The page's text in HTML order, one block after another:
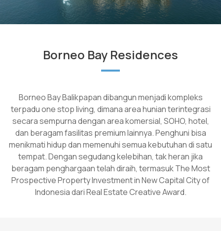
Borneo Bay Residences
Borneo Bay Balikpapan dibangun menjadi kompleks
terpadu one stop living, dimana area hunian terintegrasi
secara sempurna dengan area komersial, SOHO, hotel,
dan beragam fasilitas premium lainnya. Penghuni bisa
menikmati hidup dan memenuhi semua kebutuhan di satu
tempat. Dengan segudang kelebihan, tak heran jika
beragam penghargaan telah diraih, termasuk The Most
Prospective Property Investment in New Capital City of
Indonesia dari Real Estate Creative Award.